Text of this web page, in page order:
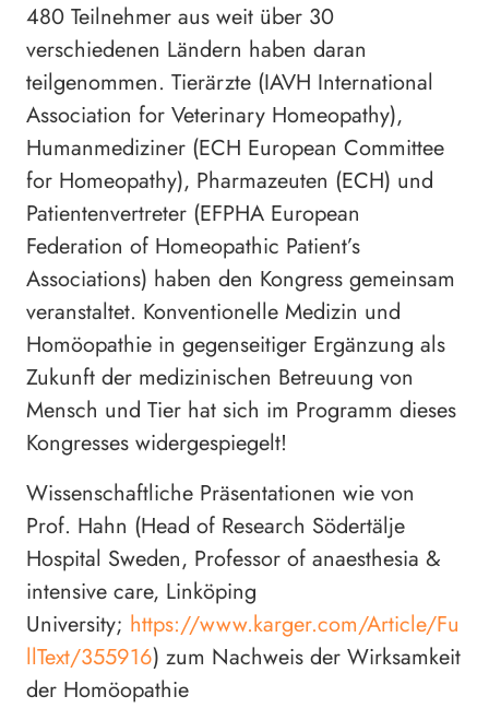
480 Teilnehmer aus weit über 30
verschiedenen Ländern haben daran
teilgenommen. Tierärzte (IAVH International
Association for Veterinary Homeopathy),
Humanmediziner (ECH European Committee
for Homeopathy), Pharmazeuten (ECH) und
Patientenvertreter (EFPHA European
Federation of Homeopathic Patient’s
Associations) haben den Kongress gemeinsam
veranstaltet. Konventionelle Medizin und
Homöopathie in gegenseitiger Ergänzung als
Zukunft der medizinischen Betreuung von
Mensch und Tier hat sich im Programm dieses
Kongresses widergespiegelt!
Wissenschaftliche Präsentationen wie von
Prof. Hahn (Head of Research Södertälje
Hospital Sweden, Professor of anaesthesia &
intensive care, Linköping
University; https://www.karger.com/Article/Fu
llText/355916) zum Nachweis der Wirksamkeit
der Homöopathie